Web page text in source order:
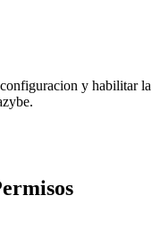
y habilitar la